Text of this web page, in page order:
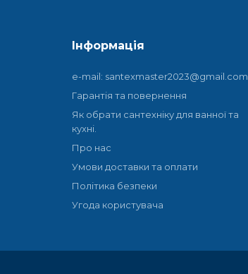
Інформація
e-mail: santexmaster2023@gmail.com
Гарантія та повернення
Як обрати сантехніку для ванної та
кухні.
Про нас
Умови доставки та оплати
Політика безпеки
Угода користувача